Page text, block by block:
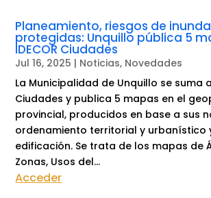
Planeamiento, riesgos de
protegidas: Unquillo pública 5
IDECOR Ciudades
Jul 16, 2025 | Noticias, Novedades
La Municipalidad de Unquillo se suma a
Ciudades y publica 5 mapas en el
provincial, producidos en base a sus
ordenamiento territorial y urbanístico
edificación. Se trata de los mapas de
Zonas, Usos del...
Acceder